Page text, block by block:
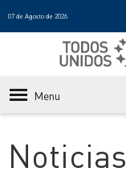
07 de Agosto de 2026
Menu
Noticias